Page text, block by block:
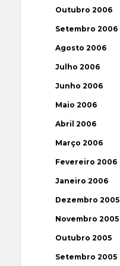
Outubro 2006
Setembro 2006
Agosto 2006
Julho 2006
Junho 2006
Maio 2006
Abril 2006
Março 2006
Fevereiro 2006
Janeiro 2006
Dezembro 2005
Novembro 2005
Outubro 2005
Setembro 2005